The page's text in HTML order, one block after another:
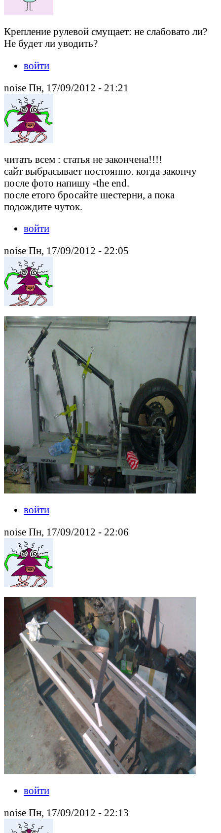
Крепление рулевой смущает: не слабовато ли?
Не будет ли уводить?
войти
noise Пн, 17/09/2012 - 21:21
читать всем : статья не закончена!!!!
сайт выбрасывает постоянно. когда закончу
после фото напишу -the end.
после етого бросайте шестерни, а пока
подождите чуток.
войти
noise Пн, 17/09/2012 - 22:05
войти
noise Пн, 17/09/2012 - 22:06
войти
noise Пн, 17/09/2012 - 22:13